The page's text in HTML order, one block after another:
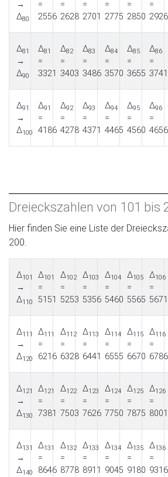
→
Δ80
=
2556
=
2628
=
2701
=
2775
=
2850
=
2926
Δ81
→
Δ90
Δ81
=
3321
Δ82
=
3403
Δ83
=
3486
Δ84
=
3570
Δ85
=
3655
Δ86
=
3741
Δ91
→
Δ100
Δ91
=
4186
Δ92
=
4278
Δ93
=
4371
Δ94
=
4465
Δ95
=
4560
Δ96
=
4656
Dreieckszahlen von 101 bis
Hier finden Sie eine Liste der
200.
Δ101
→
Δ110
Δ101
=
5151
Δ102
=
5253
Δ103
=
5356
Δ104
=
5460
Δ105
=
5565
Δ106
=
5671
Δ111
→
Δ120
Δ111
=
6216
Δ112
=
6328
Δ113
=
6441
Δ114
=
6555
Δ115
=
6670
Δ116
=
6786
Δ121
→
Δ130
Δ121
=
7381
Δ122
=
7503
Δ123
=
7626
Δ124
=
7750
Δ125
=
7875
Δ126
=
8001
Δ131
→
Δ140
Δ131
=
8646
Δ132
=
8778
Δ133
=
8911
Δ134
=
9045
Δ135
=
9180
Δ136
=
9316